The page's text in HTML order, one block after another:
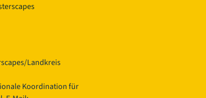
Landkreis
Koordination für